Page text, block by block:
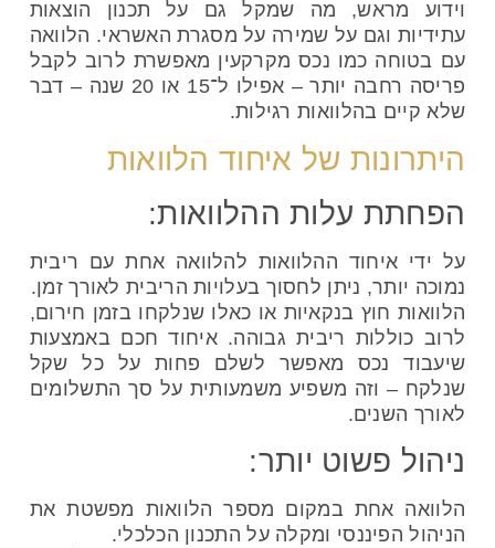
וידוע מראש, מה שמקל גם על תכנון הוצאות
עתידיות וגם על שמירה על מסגרת האשראי. הלוואה
עם בטוחה כמו נכס מקרקעין מאפשרת לרוב לקבל
פריסה רחבה יותר – אפילו ל־15 או 20 שנה – דבר
שלא קיים בהלוואות רגילות.
היתרונות של איחוד הלוואות
הפחתת עלות ההלוואות:
על ידי איחוד ההלוואות להלוואה אחת עם ריבית
נמוכה יותר, ניתן לחסוך בעלויות הריבית לאורך זמן.
הלוואות חוץ בנקאיות או כאלו שנלקחו בזמן חירום,
לרוב כוללות ריבית גבוהה. איחוד חכם באמצעות
שיעבוד נכס מאפשר לשלם פחות על כל שקל
שנלקח – וזה משפיע משמעותית על סך התשלומים
לאורך השנים.
ניהול פשוט יותר:
הלוואה אחת במקום מספר הלוואות מפשטת את
הניהול הפיננסי ומקלה על התכנון הכלכלי.